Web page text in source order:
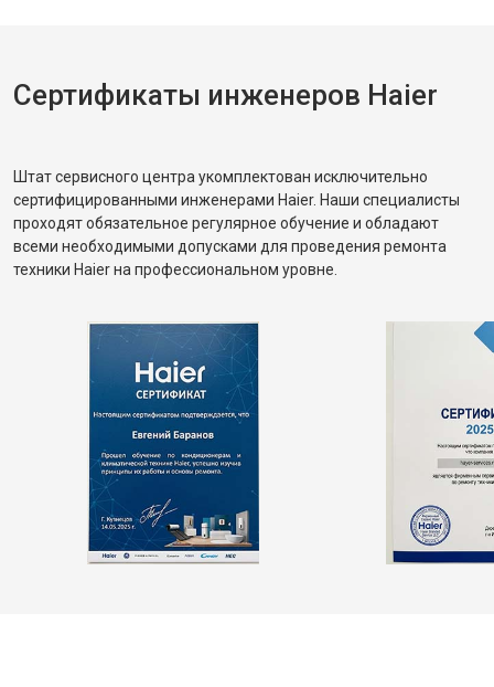
Сертификаты инженеров Haier
Штат сервисного центра укомплектован исключительно
сертифицированными инженерами Haier. Наши специалисты
проходят обязательное регулярное обучение и обладают
всеми необходимыми допусками для проведения ремонта
техники Haier на профессиональном уровне.